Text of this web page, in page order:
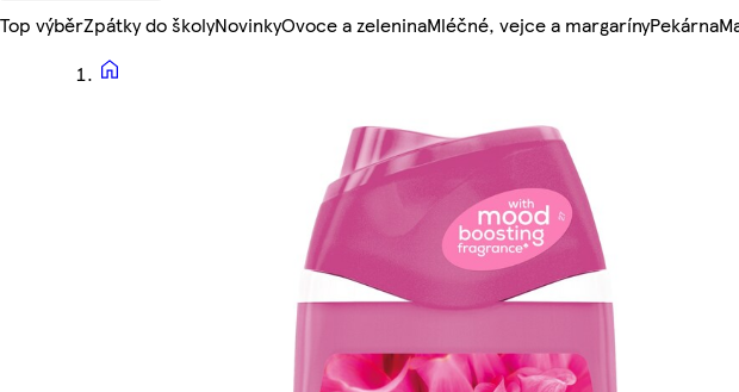
Top výběrZpátky do školyNovinkyOvoce a zeleninaMléčné, vejce a margarínyPekárna